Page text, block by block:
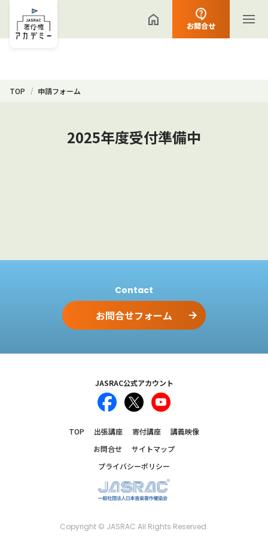
お問合せ
TOP 申請フォーム
2025年度受付準備中
Contact
お問合せフォーム
TOP 出張講座 寄付講座
講義映像
お問合せ
サイトマップ
プライバシーポリシー
Copyright © JASRAC All Rights Reserved.
JASRAC公式アカウント